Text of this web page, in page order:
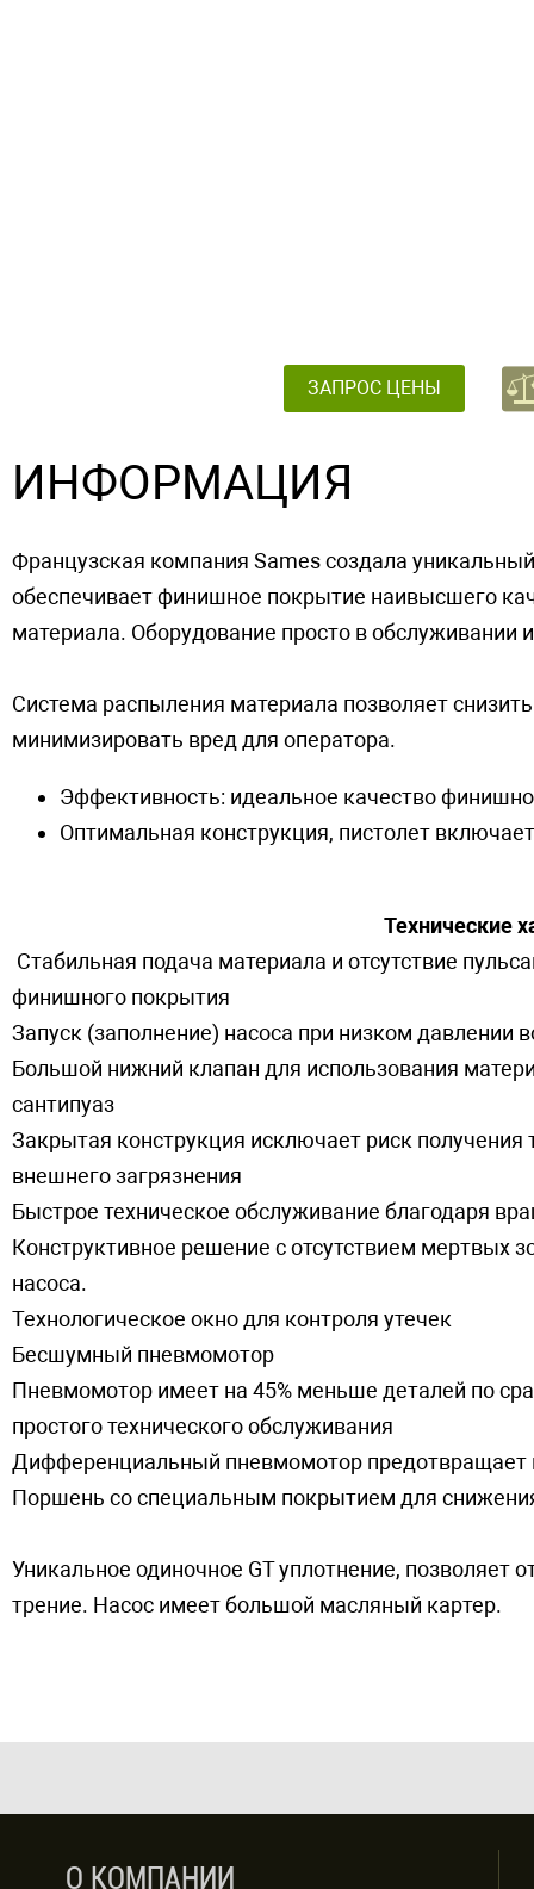
ЗАПРОС ЦЕНЫ
ИНФОРМАЦИЯ
Французская компания Sames создала
обеспечивает финишное покрытие наивысшего
материала. Оборудование просто в обслуживании
Система распыления материала позволяет
минимизировать вред для оператора.
Эффективность: идеальное качество
Оптимальная конструкция, пистолет
Технические
Стабильная подача материала и отсутствие
финишного покрытия
Запуск (заполнение) насоса при низком давлении
Большой нижний клапан для использования
сантипуаз
Закрытая конструкция исключает риск
внешнего загрязнения
Быстрое техническое обслуживание благодаря
Конструктивное решение с отсутствием мертвых
насоса.
Технологическое окно для контроля утечек
Бесшумный пневмомотор
Пневмомотор имеет на 45% меньше деталей по
простого технического обслуживания
Дифференциальный пневмомотор предотвращает
Поршень со специальным покрытием для
Уникальное одиночное GT уплотнение, позволяет
трение. Насос имеет большой масляный картер.
О КОМПАНИИ